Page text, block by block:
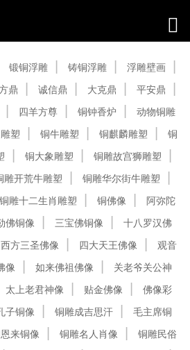
锻铜浮雕 铸铜浮雕
浮雕壁画
鼎 诚信鼎 大克鼎
平安鼎
四羊方尊 铜钟香炉
动物铜雕
塑 铜牛雕塑 铜麒麟雕塑
铜
铜大象雕塑
铜雕故宫狮雕塑
雕开荒牛雕塑
铜雕华尔街牛雕塑
铜雕十二生肖雕塑 铜佛像
阿弥陀
佛铜像 三宝佛铜像
十八罗汉佛
西方三圣佛像 四大天王佛像
观音
像 如来佛祖佛像
关老爷关公神
太上老君神像 贴金佛像
佛像彩
子铜像 铜雕成吉思汗
毛主席铜
恩来铜像 铜雕名人肖像
铜雕民俗